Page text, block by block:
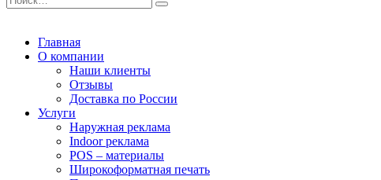
Главная
О компании
Наши клиенты
Отзывы
Доставка по России
Услуги
Наружная реклама
Indoor реклама
POS – материалы
Широкоформатная печать